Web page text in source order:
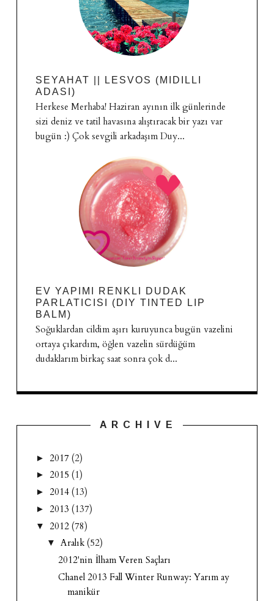
SEYAHAT || LESVOS (MIDILLI
ADASI)
Herkese Merhaba! Haziran ayının ilk günlerinde
sizi deniz ve tatil havasına alıştıracak bir yazı var
bugün :) Çok sevgili arkadaşım Duy...
EV YAPIMI RENKLI DUDAK
PARLATICISI (DIY TINTED LIP
BALM)
Soğuklardan cildim aşırı kuruyunca bugün vazelini
ortaya çıkardım, öğlen vazelin sürdüğüm
dudaklarım birkaç saat sonra çok d...
A R C H I V E
► 2017 (2)
► 2015 (1)
► 2014 (13)
► 2013 (137)
▼ 2012 (78)
▼ Aralık (52)
2012'nin İlham Veren Saçları
Chanel 2013 Fall Winter Runway: Yarım ay
manikür